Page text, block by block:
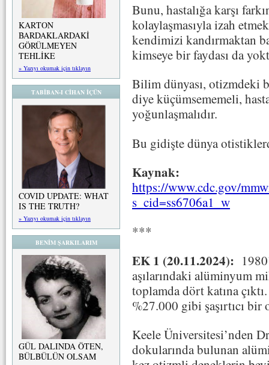
KARTON
BARDAKLARDAKİ
GÖRÜLMEYEN
TEHLİKE
» Yazıyı okumak için tıklayın
TABİBAN-I CİHAN İÇÜN
COVID UPDATE: WHAT
IS THE TRUTH?
» Yazıyı okumak için tıklayın
BENİM ŞARKILARIM
GÜL DALINDA ÖTEN,
BÜLBÜLÜN OLSAM
Bunu, hastalığa karşı
kolaylaşmasıyla izah
kendimizi kandırmaktan
kimseye bir faydası da
Bilim dünyası, otizmdeki
diye küçümsememeli,
yoğunlaşmalıdır.
Bu gidişte dünya
Kaynak:
https://www.cdc.gov/
s_cid=ss6706a1_w
***
EK 1 (20.11.2024):
aşılarındaki alüminyum
toplamda dört katına
%27.000 gibi şaşırtıcı bir
Keele Üniversitesi’nden
dokularında bulunan